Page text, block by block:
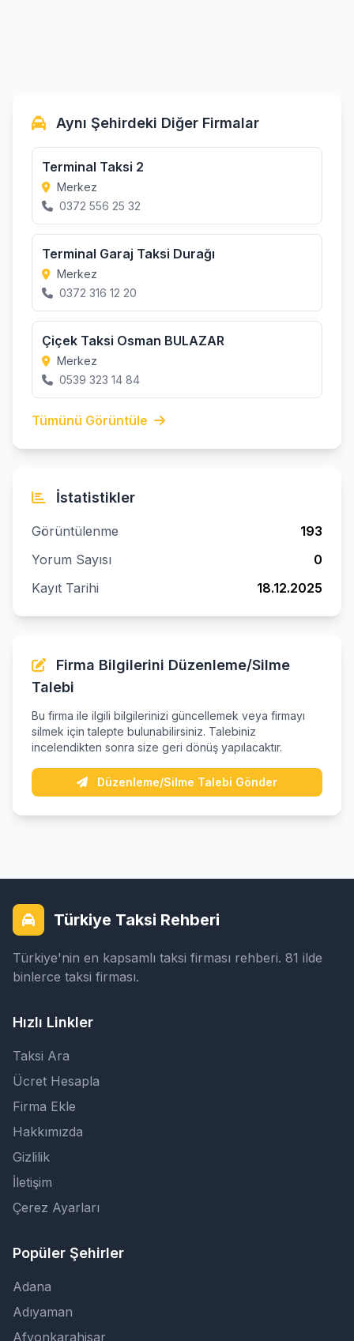
Aynı Şehirdeki Diğer Firmalar
Terminal Taksi 2
Merkez
0372 556 25 32
Terminal Garaj Taksi Durağı
Merkez
0372 316 12 20
Çiçek Taksi Osman BULAZAR
Merkez
0539 323 14 84
Tümünü Görüntüle
İstatistikler
Görüntülenme
193
Yorum Sayısı
0
Kayıt Tarihi
18.12.2025
Firma Bilgilerini Düzenleme/Silme
Talebi
Bu firma ile ilgili bilgilerinizi güncellemek veya firmayı
silmek için talepte bulunabilirsiniz. Talebiniz
incelendikten sonra size geri dönüş yapılacaktır.
Düzenleme/Silme Talebi Gönder
Türkiye Taksi Rehberi
Türkiye'nin en kapsamlı taksi firması rehberi. 81 ilde
binlerce taksi firması.
Hızlı Linkler
Taksi Ara
Ücret Hesapla
Firma Ekle
Hakkımızda
Gizlilik
İletişim
Çerez Ayarları
Popüler Şehirler
Adana
Adıyaman
Afyonkarahisar